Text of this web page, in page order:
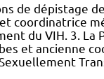
de dépistage
coordinatrice
du VIH. 3. La
et ancienne